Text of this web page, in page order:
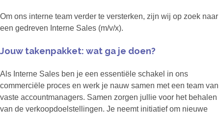
Om ons interne team verder te versterken, zijn wij op zoek naar
een gedreven Interne Sales (m/v/x).
Jouw takenpakket: wat ga je doen?
Als Interne Sales ben je een essentiële schakel in ons
commerciële proces en werk je nauw samen met een team van
vaste accountmanagers. Samen zorgen jullie voor het behalen
van de verkoopdoelstellingen. Je neemt initiatief om nieuwe